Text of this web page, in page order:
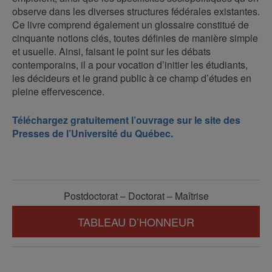
observe dans les diverses structures fédérales existantes.
Ce livre comprend également un glossaire constitué de
cinquante notions clés, toutes définies de manière simple
et usuelle. Ainsi, faisant le point sur les débats
contemporains, il a pour vocation d’initier les étudiants,
les décideurs et le grand public à ce champ d’études en
pleine effervescence.
Téléchargez gratuitement l’ouvrage sur le site des
Presses de l’Université du Québec.
Postdoctorat – Doctorat – Maîtrise
TABLEAU D’HONNEUR